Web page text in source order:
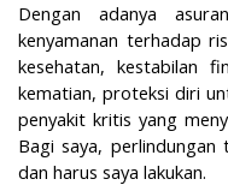
Dengan adanya
kenyamanan terhadap
kesehatan, kestabilan
kematian, proteksi diri
penyakit kritis yang
Bagi saya,
dan harus saya lakukan.